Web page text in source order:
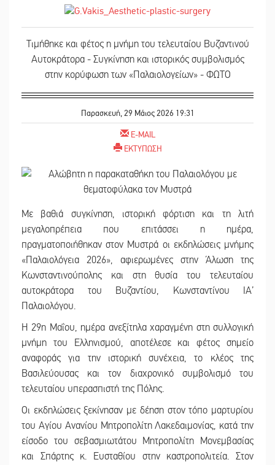
Τιμήθηκε και φέτος η μνήμη του τελευταίου Βυζαντινού
Αυτοκράτορα - Συγκίνηση και ιστορικός συμβολισμός
στην κορύφωση των «Παλαιολογείων» - ΦΩΤΟ
Παρασκευή, 29 Μάιος 2026 19:31
E-MAIL
ΕΚΤΥΠΩΣΗ
Με βαθιά συγκίνηση, ιστορική φόρτιση και τη λιτή
μεγαλοπρέπεια που επιτάσσει η ημέρα,
πραγματοποιήθηκαν στον Μυστρά οι εκδηλώσεις μνήμης
«Παλαιολόγεια 2026», αφιερωμένες στην Άλωση της
Κωνσταντινούπολης και στη θυσία του τελευταίου
αυτοκράτορα του Βυζαντίου, Κωνσταντίνου ΙΑ’
Παλαιολόγου.
Η 29η Μαΐου, ημέρα ανεξίτηλα χαραγμένη στη συλλογική
μνήμη του Ελληνισμού, αποτέλεσε και φέτος σημείο
αναφοράς για την ιστορική συνέχεια, το κλέος της
Βασιλεύουσας και τον διαχρονικό συμβολισμό του
τελευταίου υπερασπιστή της Πόλης.
Οι εκδηλώσεις ξεκίνησαν με δέηση στον τόπο μαρτυρίου
του Αγίου Ανανίου Μητροπολίτη Λακεδαιμονίας, κατά την
είσοδο του σεβασμιωτάτου Μητροπολίτη Μονεμβασίας
και Σπάρτης κ. Ευσταθίου στην καστροπολιτεία. Στον